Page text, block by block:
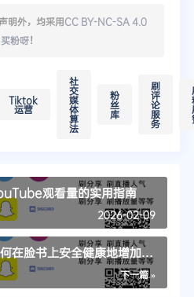
明外，均采用CC BY-NC-SA 4.0
买粉呀！
Tiktok
运营
社
交
媒
体
算
法
粉
丝
库
刷
评
论
服
务
观看量的实用指南
2026-02-09
在脸书上安全健康地增加粉
下一篇 »